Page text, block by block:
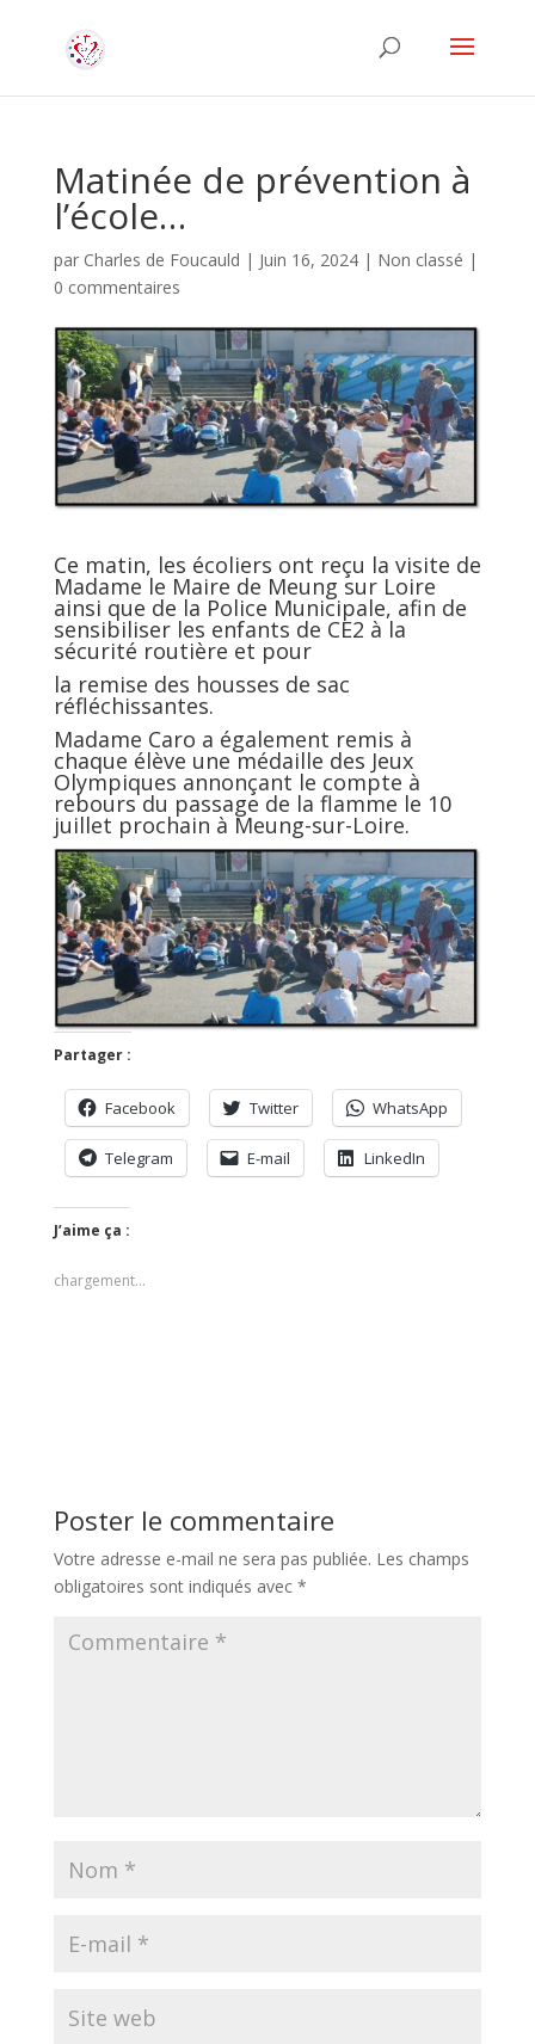
Matinée de prévention à
l’école…
par Charles de Foucauld | Juin 16, 2024| Non classé |
0 commentaires
Ce matin, les écoliers ont reçu la visite de
Madame le Maire de Meung sur Loire
ainsi que de la Police Municipale, afin de
sensibiliser les enfants de CE2 à la
sécurité routière et pour
la remise des housses de sac
réfléchissantes.
Madame Caro a également remis à
chaque élève une médaille des Jeux
Olympiques annonçant le compte à
rebours du passage de la flamme le 10
juillet prochain à Meung-sur-Loire.
Partager :
Facebook Twitter WhatsApp
Telegram E-mail LinkedIn
J’aime ça :
chargement…
Poster le commentaire
Votre adresse e-mail ne sera pas publiée. Les champs
obligatoires sont indiqués avec *